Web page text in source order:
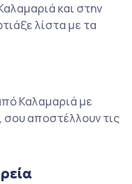
και στην
λίστα με τα
Καλαμαριά με
σου αποστέλλουν τις